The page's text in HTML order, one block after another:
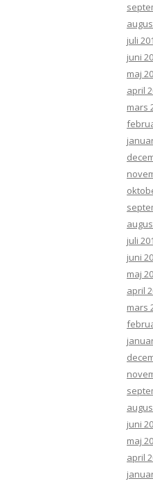
juli
juni
maj
april
mars
juli
juni
maj
april
mars
juni
maj
april